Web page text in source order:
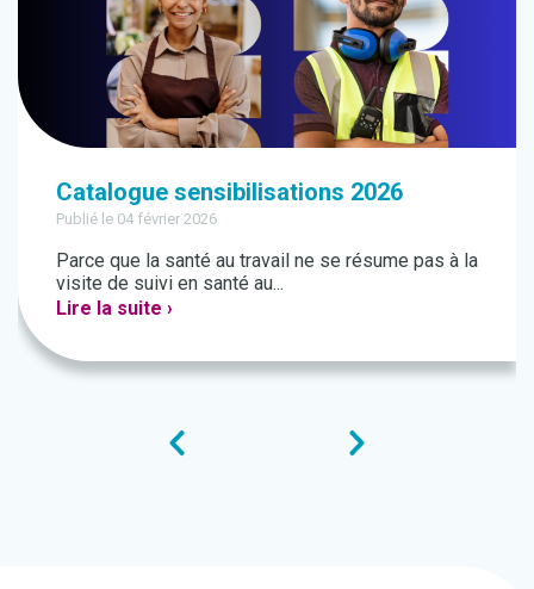
Catalogue sensibilisations 2026
Publié le 04 février 2026
Parce que la santé au travail ne se résume pas à la
visite de suivi en santé au...
Lire la suite ›